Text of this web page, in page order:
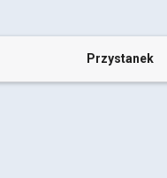
Przystanek